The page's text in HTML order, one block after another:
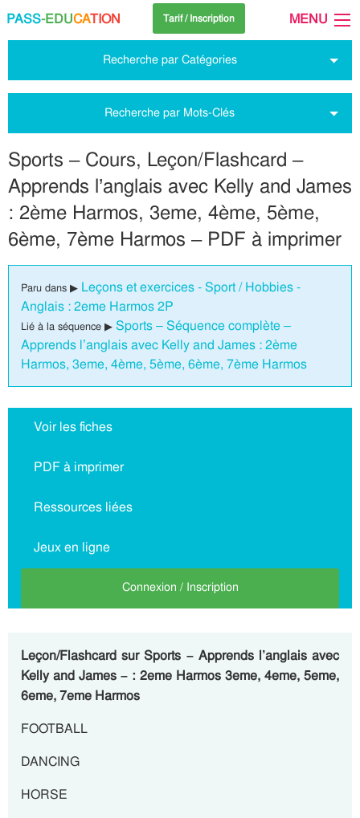
PASS-EDUCATION Tarif / Inscription MENU
Recherche par Catégories
Recherche par Mots-Clés
Sports – Cours, Leçon/Flashcard –
Apprends l’anglais avec Kelly and James
: 2ème Harmos, 3eme, 4ème, 5ème,
6ème, 7ème Harmos – PDF à imprimer
Paru dans ▶ Leçons et exercices - Sport / Hobbies -
Anglais : 2eme Harmos 2P
Lié à la séquence ▶ Sports – Séquence complète –
Apprends l’anglais avec Kelly and James : 2ème
Harmos, 3eme, 4ème, 5ème, 6ème, 7ème Harmos
Voir les fiches
PDF à imprimer
Ressources liées
Jeux en ligne
Connexion / Inscription
Leçon/Flashcard sur Sports – Apprends l’anglais avec
Kelly and James – : 2eme Harmos 3eme, 4eme, 5eme,
6eme, 7eme Harmos
FOOTBALL
DANCING
HORSE